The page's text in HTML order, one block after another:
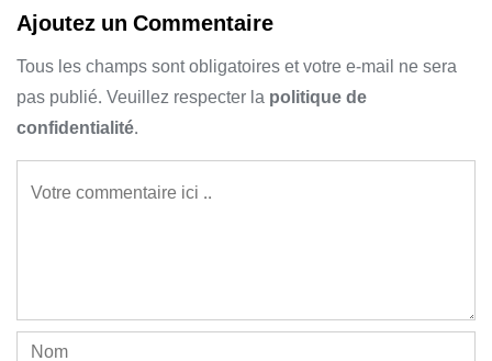
Ajoutez un Commentaire
Tous les champs sont obligatoires et votre e-mail ne sera
pas publié. Veuillez respecter lapolitique de
confidentialité.